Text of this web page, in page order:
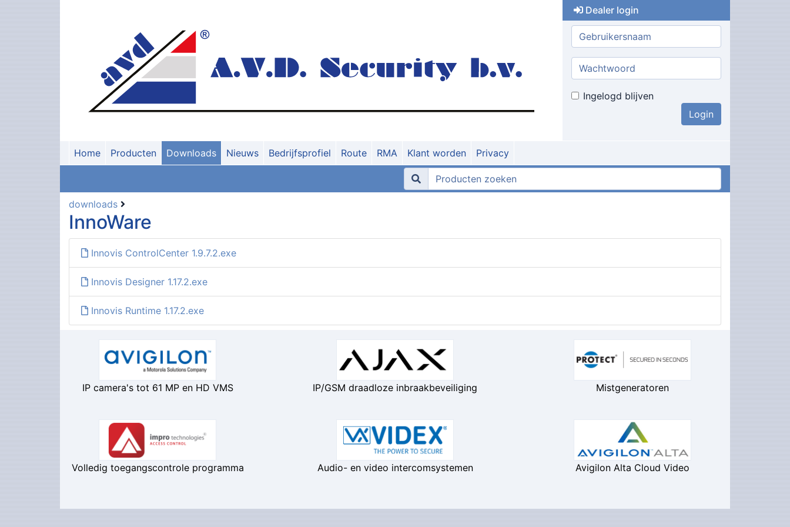
Dealer login
Gebruikersnaam:
Wachtwoord:
Ingelogd blijven
Home Producten Downloads Nieuws Bedrijfsprofiel Route RMA Klant worden Privacy
downloads
InnoWare
Innovis ControlCenter 1.9.7.2.exe
Innovis Designer 1.17.2.exe
Innovis Runtime 1.17.2.exe
IP camera's tot 61 MP en HD VMS IP/GSM draadloze inbraakbeveiliging Mistgeneratoren
Volledig toegangscontrole programma Audio- en video intercomsystemen Avigilon Alta Cloud Video